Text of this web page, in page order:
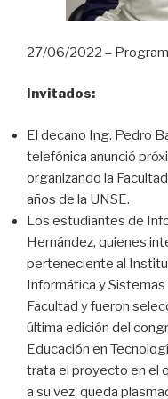
27/06/2022 –
Invitados:
El decano Ing. Pedro
telefónica anunció
organizando la
años de la UNSE.
Los estudiantes de
Hernández, quienes
perteneciente al
Informática y
Facultad y fueron
última edición del
Educación en
trata el proyecto en el
a su vez, queda